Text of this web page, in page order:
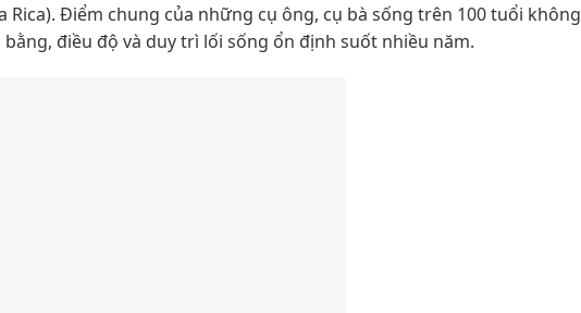
Rica). Điểm chung của những cụ ông, cụ bà sống trên 100 tuổi không
điều độ và duy trì lối sống ổn định suốt nhiều năm.